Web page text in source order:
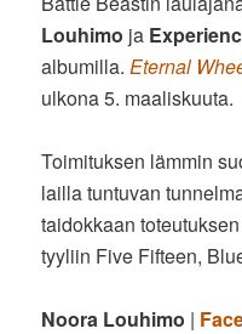
Louhimo ja
albumilla. Eternal
ulkona 5. maaliskuuta.
Toimituksen lämmin
lailla tuntuvan
taidokkaan
tyyliin Five Fifteen,
Noora Louhimo |